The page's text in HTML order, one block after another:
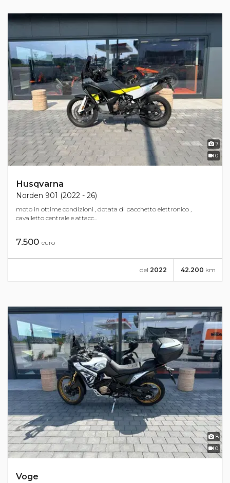
7
0
Husqvarna
Norden 901 (2022 - 26)
moto in ottime condizioni , dotata di pacchetto elettronico ,
cavalletto centrale e attacc...
7.500 euro
42.200 km
del 2022
8
0
Voge